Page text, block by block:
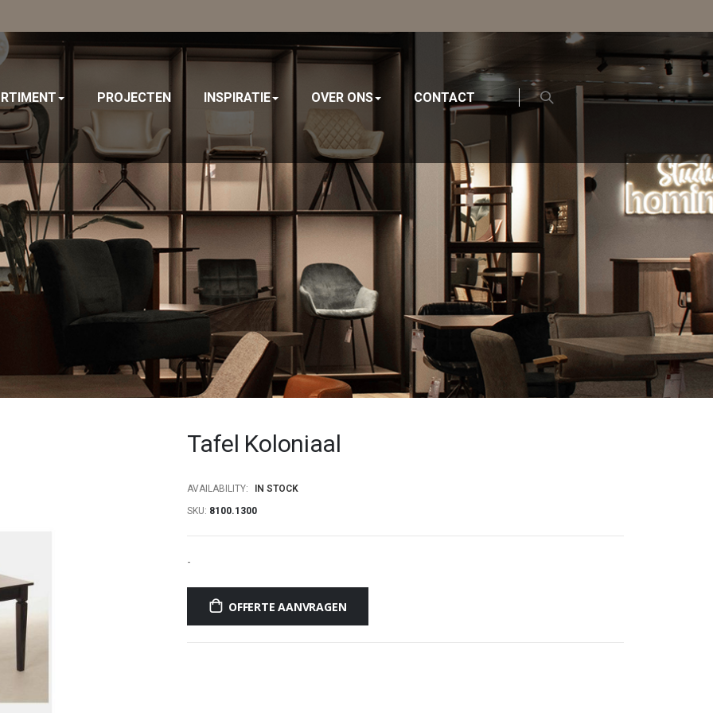
PROJECTEN INSPIRATIE OVER ONS CONTACT
Tafel Koloniaal
AVAILABILITY:
IN STOCK
SKU 8100.1300
-
OFFERTE AANVRAGEN